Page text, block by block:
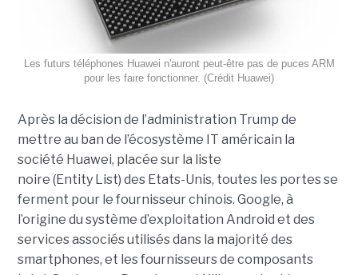
Les futurs téléphones Huawei n'auront peut-être pas de puces ARM
pour les faire fonctionner. (Crédit Huawei)
Après la décision de l’administration Trump de
mettre au ban de l’écosystème IT américain la
société Huawei, placée sur la liste
noire (EntityList) des Etats-Unis, toutes les portes se
ferment pour le fournisseur chinois. Google, à
l’origine du système d’exploitation Android et des
services associés utilisés dans la majorité des
smartphones, et les fournisseurs de composants